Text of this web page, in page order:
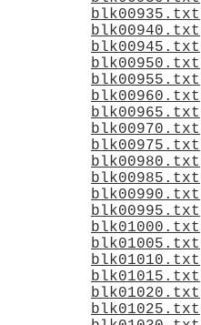
blk00935.txt
blk00940.txt
blk00945.txt
blk00950.txt
blk00955.txt
blk00960.txt
blk00965.txt
blk00970.txt
blk00975.txt
blk00980.txt
blk00985.txt
blk00990.txt
blk00995.txt
blk01000.txt
blk01005.txt
blk01010.txt
blk01015.txt
blk01020.txt
blk01025.txt